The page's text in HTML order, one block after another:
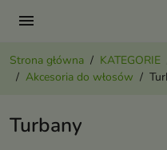
menu
Strona główna KATEGORIE
Akcesoria do włosów
Turbany